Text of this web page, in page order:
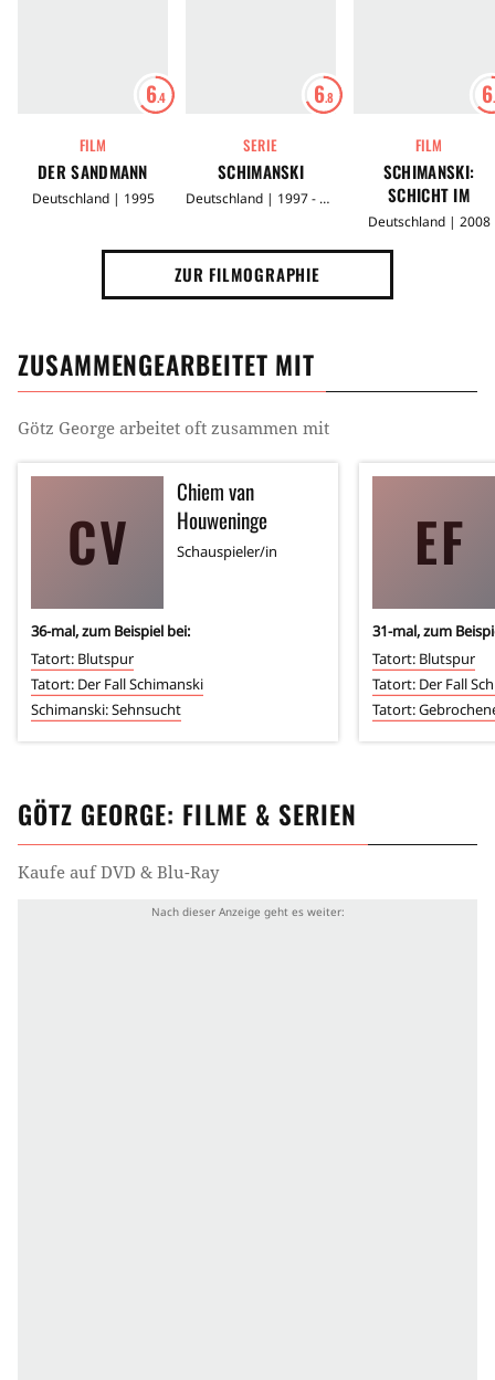
6.4
FILM
DER SANDMANN
Deutschland | 1995
6.8
SERIE
SCHIMANSKI
Deutschland | 1997 - 2013
6
FILM
SCHIMANSKI:
SCHICHT IM
SCHACHT
Deutschland | 2008
ZUR FILMOGRAPHIE
ZUSAMMENGEARBEITET MIT
Götz George arbeitet oft zusammen mit
CV
Chiem van
Houweninge
Schauspieler/in
36-mal, zum Beispiel bei:
Tatort: Blutspur
Tatort: Der Fall Schimanski
Schimanski: Sehnsucht
EF
31-mal, zum
Tatort: Blutspur
Tatort: Der Fall
Tatort:
GÖTZ GEORGE: FILME & SERIEN
Kaufe auf DVD & Blu-Ray